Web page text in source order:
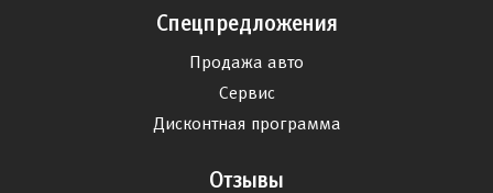
Спецпредложения
Продажа авто
Сервис
Дисконтная программа
Отзывы